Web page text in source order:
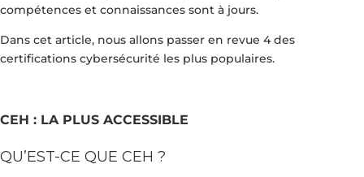
compétences et connaissances sont à jours.
Dans cet article, nous allons passer en revue 4 des
certifications cybersécurité les plus populaires.
CEH : LA PLUS ACCESSIBLE
QU’EST-CE QUE CEH ?